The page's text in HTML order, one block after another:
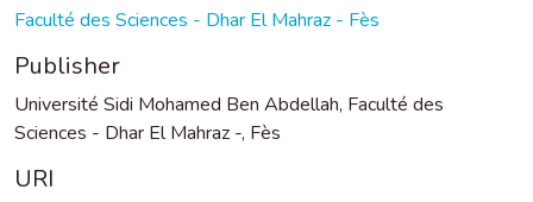
Faculté des Sciences - Dhar El Mahraz - Fès
Publisher
Université Sidi Mohamed Ben Abdellah, Faculté des
Sciences - Dhar El Mahraz -, Fès
URI